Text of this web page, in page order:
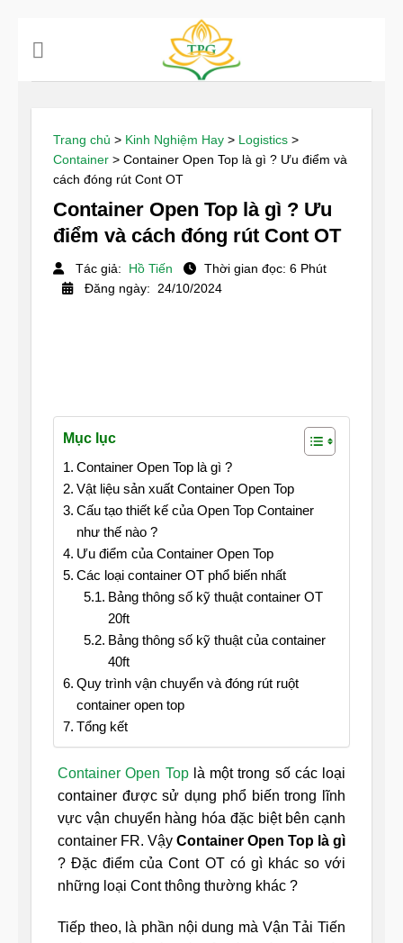
Trang chủ > Kinh Nghiệm Hay > Logistics >
Container > Container Open Top là gì ? Ưu điểm và
cách đóng rút Cont OT
Container Open Top là gì ? Ưu
điểm và cách đóng rút Cont OT
Tác giả: Hồ Tiến
Thời gian đọc: 6 Phút
Đăng ngày: 24/10/2024
Mục lục
Container Open Top là gì ?
Vật liệu sản xuất Container Open Top
Cấu tạo thiết kế của Open Top Container
như thế nào ?
Ưu điểm của Container Open Top
Các loại container OT phổ biến nhất
Bảng thông số kỹ thuật container OT
20ft
Bảng thông số kỹ thuật của container
40ft
Quy trình vận chuyển và đóng rút ruột
container open top
Tổng kết
Container Open Toplà một trong số các loại
container được sử dụng phổ biến trong lĩnh
vực vận chuyển hàng hóa đặc biệt bên cạnh
container FR. Vậy Container Open Top là gì
? Đặc điểm của Cont OT có gì khác so với
những loại Cont thông thường khác ?
Tiếp theo, là phần nội dung mà Vận Tải Tiến